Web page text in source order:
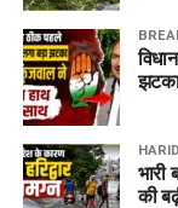
भारी
की